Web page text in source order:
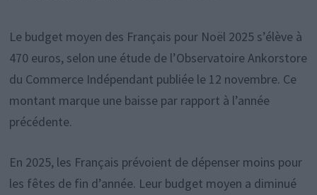
Le budget moyen des Français pour Noël 2025 s’élève à
470 euros, selon une étude de l’Observatoire Ankorstore
du Commerce Indépendant publiée le 12 novembre. Ce
montant marque une baisse par rapport à l’année
précédente.
En 2025, les Français prévoient de dépenser moins pour
les fêtes de fin d’année. Leur budget moyen a diminué